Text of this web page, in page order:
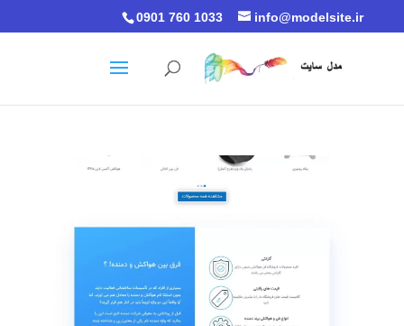
0901 760 1033 info@modelsite.ir